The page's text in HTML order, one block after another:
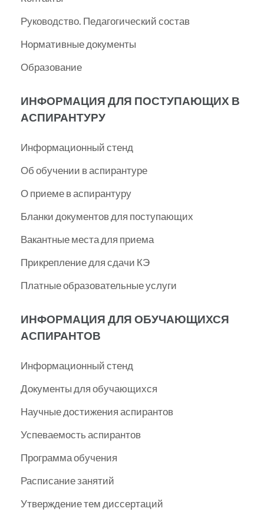
Руководство. Педагогический состав
Нормативные документы
Образование
ИНФОРМАЦИЯ ДЛЯ ПОСТУПАЮЩИХ В
АСПИРАНТУРУ
Информационный стенд
Об обучении в аспирантуре
О приеме в аспирантуру
Бланки документов для поступающих
Вакантные места для приема
Прикрепление для сдачи КЭ
Платные образовательные услуги
ИНФОРМАЦИЯ ДЛЯ ОБУЧАЮЩИХСЯ
АСПИРАНТОВ
Информационный стенд
Документы для обучающихся
Научные достижения аспирантов
Успеваемость аспирантов
Программа обучения
Расписание занятий
Утверждение тем диссертаций